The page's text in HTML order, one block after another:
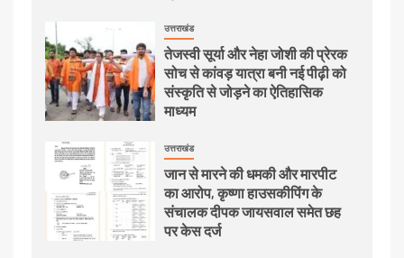
उत्तराखंड
तेजस्वी सूर्या और नेहा जोशी की प्रेरक
सोच से कांवड़ यात्रा बनी नई पीढ़ी को
संस्कृति से जोड़ने का ऐतिहासिक
माध्यम
उत्तराखंड
जान से मारने की धमकी और मारपीट
का आरोप, कृष्णा हाउसकीपिंग के
संचालक दीपक जायसवाल समेत छह
पर केस दर्ज